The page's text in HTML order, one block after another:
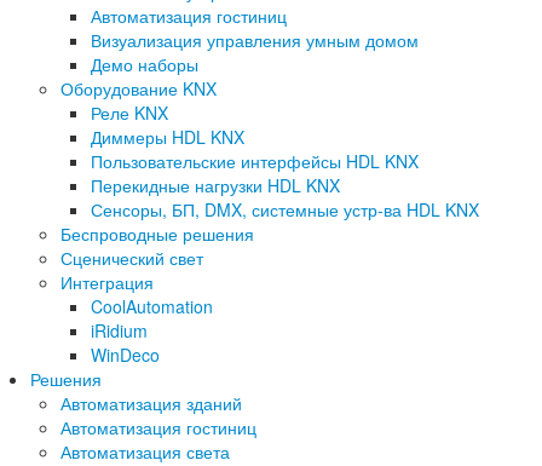
Автоматизация гостиниц
Визуализация управления умным домом
Демо наборы
Оборудование KNX
Реле KNX
Диммеры HDL KNX
Пользовательские интерфейсы HDL KNX
Перекидные нагрузки HDL KNX
Сенсоры, БП, DMX, системные устр-ва HDL KNX
Беспроводные решения
Сценический свет
Интеграция
CoolAutomation
iRidium
WinDeco
Решения
Автоматизация зданий
Автоматизация гостиниц
Автоматизация света